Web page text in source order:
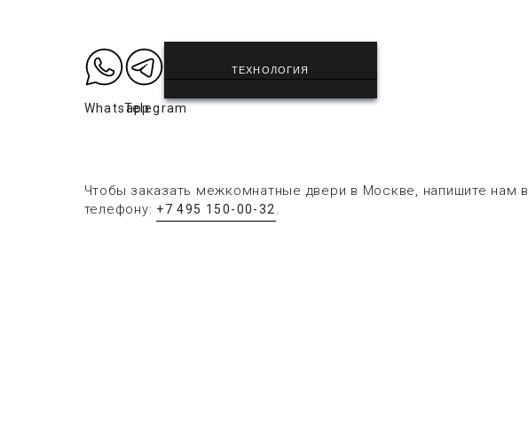
WhatsappTelegram
ТЕХНОЛОГИЯ
Чтобы заказать межкомнатные двери в Москве, напишите нам в
телефону: +7 495 150-00-32 .